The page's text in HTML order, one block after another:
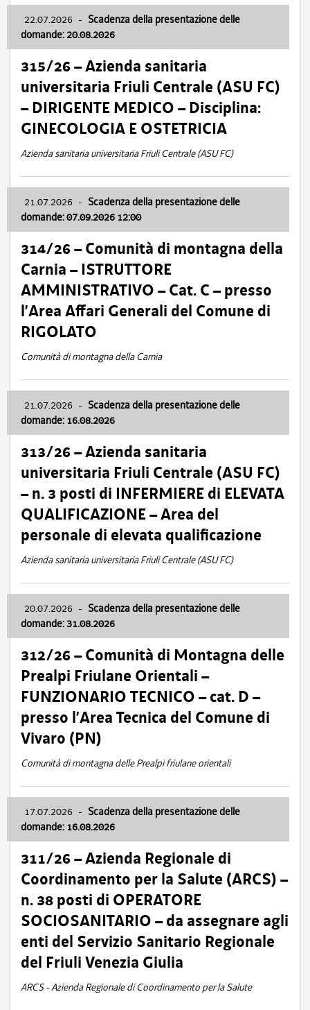
22.07.2026 - Scadenza della presentazione delle
domande: 20.08.2026
315/26 – Azienda sanitaria
universitaria Friuli Centrale (ASU FC)
– DIRIGENTE MEDICO – Disciplina:
GINECOLOGIA E OSTETRICIA
Azienda sanitaria universitaria Friuli Centrale (ASU FC)
21.07.2026 - Scadenza della presentazione delle
domande: 07.09.2026 12:00
314/26 – Comunità di montagna della
Carnia – ISTRUTTORE
AMMINISTRATIVO – Cat. C – presso
l’Area Affari Generali del Comune di
RIGOLATO
Comunità di montagna della Carnia
21.07.2026 - Scadenza della presentazione delle
domande: 16.08.2026
313/26 – Azienda sanitaria
universitaria Friuli Centrale (ASU FC)
– n. 3 posti di INFERMIERE di ELEVATA
QUALIFICAZIONE – Area del
personale di elevata qualificazione
Azienda sanitaria universitaria Friuli Centrale (ASU FC)
20.07.2026 - Scadenza della presentazione delle
domande: 31.08.2026
312/26 – Comunità di Montagna delle
Prealpi Friulane Orientali –
FUNZIONARIO TECNICO – cat. D –
presso l’Area Tecnica del Comune di
Vivaro (PN)
Comunità di montagna delle Prealpi friulane orientali
17.07.2026 - Scadenza della presentazione delle
domande: 16.08.2026
311/26 – Azienda Regionale di
Coordinamento per la Salute (ARCS) –
n. 38 posti di OPERATORE
SOCIOSANITARIO – da assegnare agli
enti del Servizio Sanitario Regionale
del Friuli Venezia Giulia
ARCS - Azienda Regionale di Coordinamento per la Salute